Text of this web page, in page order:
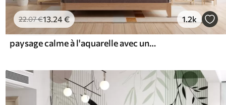
22.07€13.24€ 1.2k
paysage calme à l'aquarelle avec un lac et un arbre en fleurs